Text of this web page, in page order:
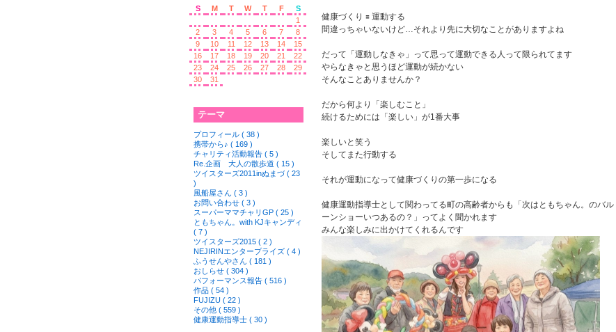
S M T W T F
S
1
2
3 4 5 6 7
8
9
10 11 12 13 14
15
16
17 18 19 20 21
22
23
24 25 26 27 28
29
30
31
テーマ
プロフィール ( 38 )
携帯から♪ ( 169 )
チャリティ活動報告 ( 5 )
Re.企画 大人の散歩道 ( 15 )
ツイスターズ2011inぬまづ ( 23
)
風船屋さん ( 3 )
お問い合わせ ( 3 )
スーパーママチャリGP ( 25 )
ともちゃん。with KJキャンディ
( 7 )
ツイスターズ2015 ( 2 )
NEJIRINエンタープライズ ( 4 )
ふうせんやさん ( 181 )
おしらせ ( 304 )
パフォーマンス報告 ( 516 )
作品 ( 54 )
FUJIZU ( 22 )
その他 ( 559 )
健康運動指導士 ( 30 )
健康づくり 🟰 運動する
間違っちゃいないけど…それより先に大切なことがありますよね
だって「運動しなきゃ」って思って運動できる人って限られてます
やらなきゃと思うほど運動が続かない
そんなことありませんか？
だから何より「楽しむこと」
続けるためには「楽しい」が1番大事
楽しいと笑う
そしてまた行動する
それが運動になって健康づくりの第一歩になる
健康運動指導士として関わってる町の高齢者からも「次はともちゃん。のバル
ーンショーいつあるの？」ってよく聞かれます
みんな楽しみに出かけてくれるんです